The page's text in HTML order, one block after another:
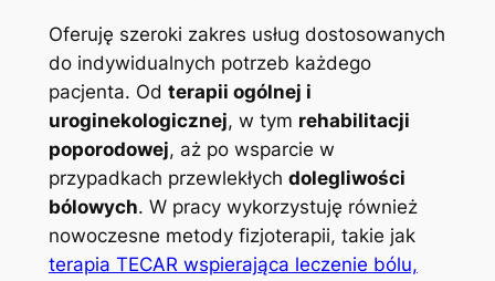
Oferuję szeroki zakres usług dostosowanych
do indywidualnych potrzeb każdego
pacjenta. Od terapii ogólnej i
uroginekologicznej, w tym rehabilitacji
poporodowej, aż po wsparcie w
przypadkach przewlekłych dolegliwości
bólowych. W pracy wykorzystuję również
nowoczesne metody fizjoterapii, takie jak
terapia TECAR wspierająca leczenie bólu,